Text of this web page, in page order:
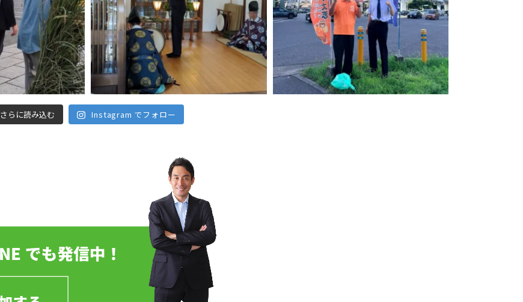
さらに読み込む Instagram でフォロー